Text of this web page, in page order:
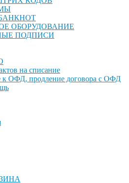
ОБОРУДОВАНИЕ
ПОДПИСИ
на списание
к ОФД, продление договора с ОФД